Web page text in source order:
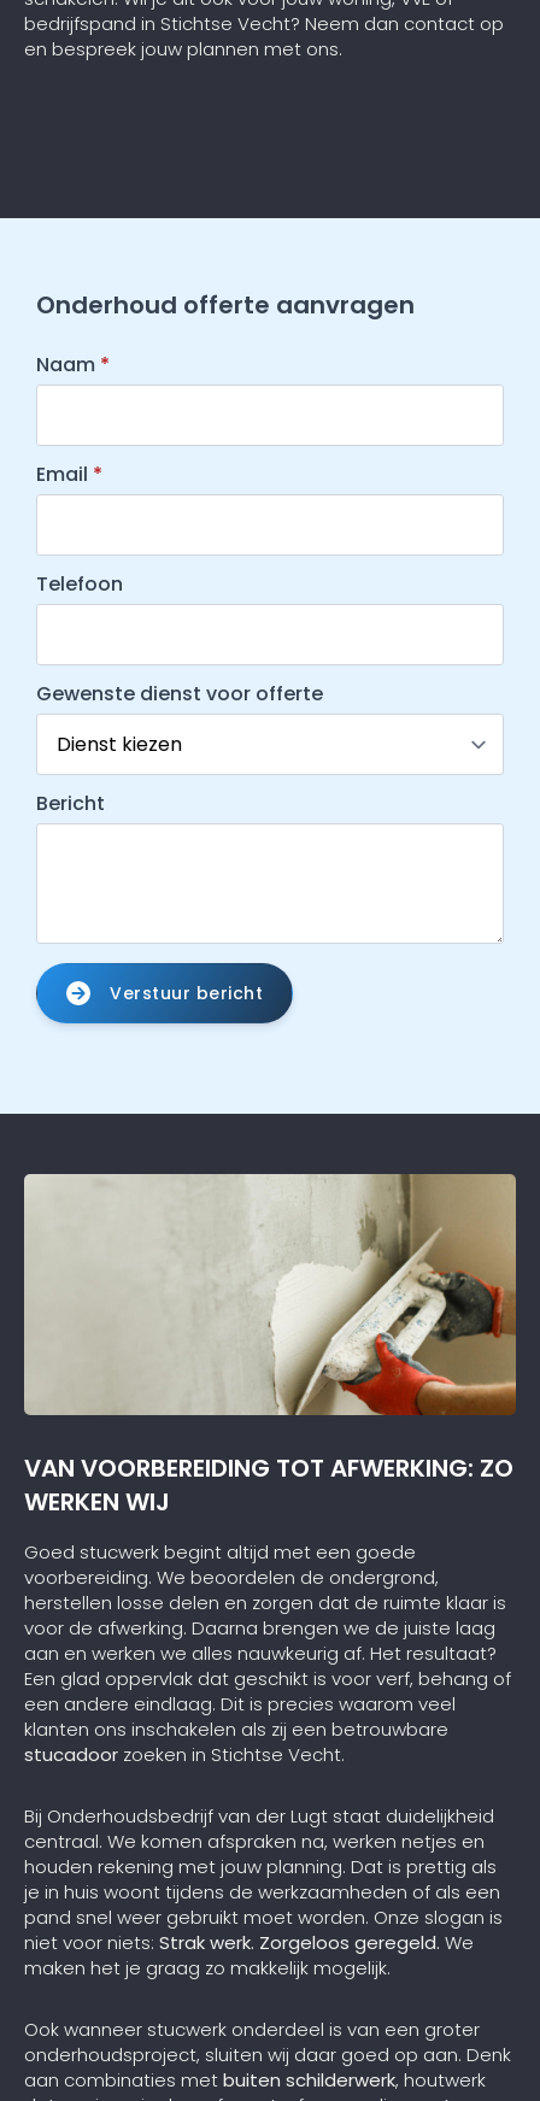
bedrijfspand in Stichtse Vecht? Neem dan contact op
en bespreek jouw plannen met ons.
Onderhoud offerte aanvragen
Naam *
Email *
Telefoon
Gewenste dienst voor offerte
Bericht
Verstuur bericht
VAN VOORBEREIDING TOT AFWERKING: ZO
WERKEN WIJ
Goed stucwerk begint altijd met een goede
voorbereiding. We beoordelen de ondergrond,
herstellen losse delen en zorgen dat de ruimte klaar is
voor de afwerking. Daarna brengen we de juiste laag
aan en werken we alles nauwkeurig af. Het resultaat?
Een glad oppervlak dat geschikt is voor verf, behang of
een andere eindlaag. Dit is precies waarom veel
klanten ons inschakelen als zij een betrouwbare
stucadoor zoeken in Stichtse Vecht.
Bij Onderhoudsbedrijf van der Lugt staat duidelijkheid
centraal. We komen afspraken na, werken netjes en
houden rekening met jouw planning. Dat is prettig als
je in huis woont tijdens de werkzaamheden of als een
pand snel weer gebruikt moet worden. Onze slogan is
niet voor niets: Strak werk. Zorgeloos geregeld. We
maken het je graag zo makkelijk mogelijk.
Ook wanneer stucwerk onderdeel is van een groter
onderhoudsproject, sluiten wij daar goed op aan. Denk
aan combinaties metbuiten schilderwerk, houtwerk